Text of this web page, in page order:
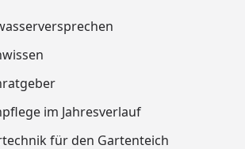
im Jahresverlauf
für den Gartenteich